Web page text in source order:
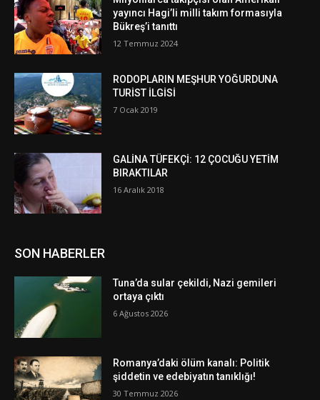
yayıncı Hagi’li milli takım formasıyla
Bükreş’i tanıttı
12 Temmuz 2024
RODOPLARIN MEŞHUR YOĞURDUNA
TURİST İLGİSİ
7 Ocak 2019
GALİNA TÜFEKÇİ: 12 ÇOCUĞU YETİM
BIRAKTILAR
16 Aralık 2018
SON HABERLER
Tuna’da sular çekildi, Nazi gemileri
ortaya çıktı
6 Ağustos 2026
Romanya’daki ölüm kanalı: Politik
şiddetin ve edebiyatın tanıklığı!
30 Temmuz 2026